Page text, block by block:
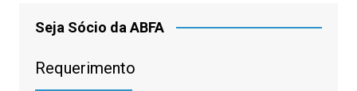
Seja Sócio da ABFA
Requerimento